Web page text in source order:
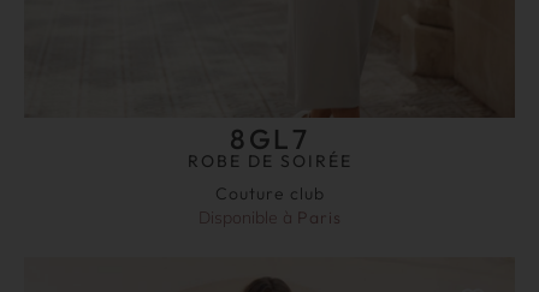
8GL7
ROBE DE SOIRÉE
Couture club
Disponible à Paris